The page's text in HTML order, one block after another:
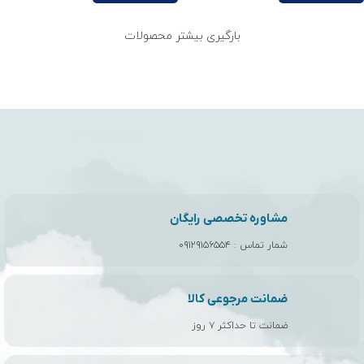
خواهد بود، انتخاب یک کیسه با وزن سبک و تابستانی برای کمپینگ
معمولاً نازک و سبک هستند و فقط برای کمپینگ در آب و هوای گرم
تابستان مناسب هستند.
این کیسه های خواب برای اکثر سفرهای کمپینگ معتدل مناسب هستند
زیرا در شب های سرد در بهار یا پاییز شما را گرم نگه می دارند اما در
شب های معتدل خیلی گرم نخواهند بود.
بارگیری بیشتر محصولات
مشاوره تخصصی رایگان
شمار تماس : ۰۹۱۲۹۱۵۶۵۵۴
ضمانت مرجوعی کالا
ضمانت تا حداکثر ۷ روز